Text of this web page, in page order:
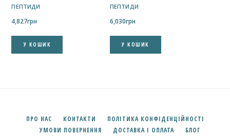
ПЕПТИДИ
4,827грн
У КОШИК
ПЕПТИДИ
6,030грн
У КОШИК
ПРО НАС КОНТАКТИ
ПОЛІТИКА КОНФІДЕНЦІЙНОСТІ
УМОВИ ПОВЕРНЕННЯ
ДОСТАВКА І ОПЛАТА БЛОГ
Підпишись на наш Telegram
Новини, акції та швидкий зв’язок із менеджером